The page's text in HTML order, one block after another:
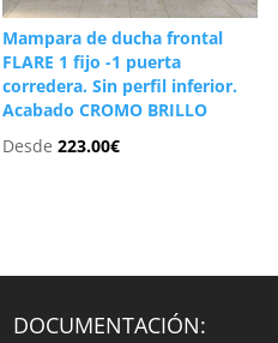
Mampara de ducha frontal
FLARE 1 fijo -1 puerta
corredera. Sin perfil inferior.
Acabado CROMO BRILLO
Desde223.00€
DOCUMENTACIÓN: